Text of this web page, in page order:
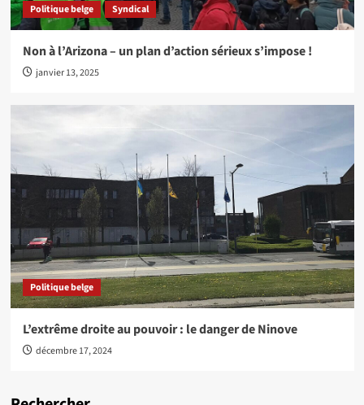
Politique belge Syndical
Non à l’Arizona – un plan d’action sérieux s’impose !
janvier 13, 2025
Politique belge
L’extrême droite au pouvoir : le danger de Ninove
décembre 17, 2024